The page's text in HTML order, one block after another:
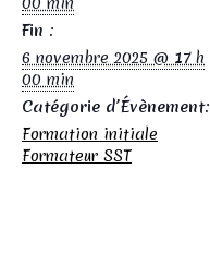
Fin :
6 novembre 2025 @ 17 h
00 min
Catégorie d’Évènement:
Formation initiale
Formateur SST